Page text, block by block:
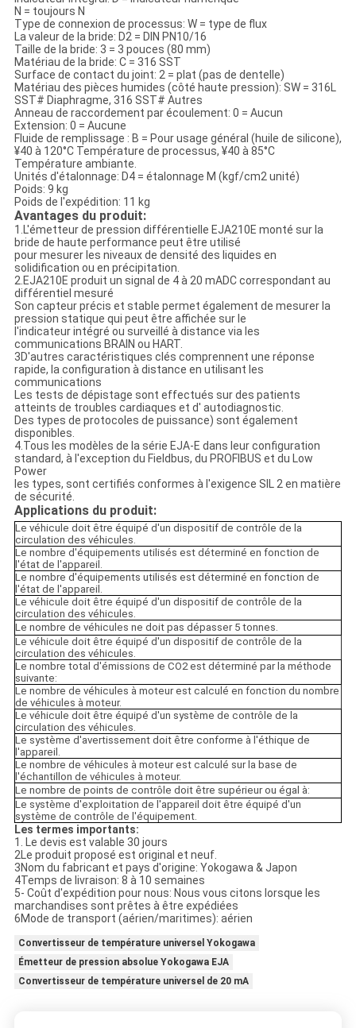
N = toujours N
Type de connexion de processus: W = type de flux
La valeur de la bride: D2 = DIN PN10/16
Taille de la bride: 3 = 3 pouces (80 mm)
Matériau de la bride: C = 316 SST
Surface de contact du joint: 2 = plat (pas de dentelle)
Matériau des pièces humides (côté haute pression): SW = 316L
SST# Diaphragme, 316 SST# Autres
Anneau de raccordement par écoulement: 0 = Aucun
Extension: 0 = Aucune
Fluide de remplissage : B = Pour usage général (huile de silicone),
¥40 à 120°C Température de processus, ¥40 à 85°C
Température ambiante.
Unités d'étalonnage: D4 = étalonnage M (kgf/cm2 unité)
Poids: 9 kg
Poids de l'expédition: 11 kg
Avantages du produit:
1.L'émetteur de pression différentielle EJA210E monté sur la
bride de haute performance peut être utilisé
pour mesurer les niveaux de densité des liquides en
solidification ou en précipitation.
2.EJA210E produit un signal de 4 à 20 mADC correspondant au
différentiel mesuré
Son capteur précis et stable permet également de mesurer la
pression statique qui peut être affichée sur le
l'indicateur intégré ou surveillé à distance via les
communications BRAIN ou HART.
3D'autres caractéristiques clés comprennent une réponse
rapide, la configuration à distance en utilisant les
communications
Les tests de dépistage sont effectués sur des patients
atteints de troubles cardiaques et d' autodiagnostic.
Des types de protocoles de puissance) sont également
disponibles.
4.Tous les modèles de la série EJA-E dans leur configuration
standard, à l'exception du Fieldbus, du PROFIBUS et du Low
Power
les types, sont certifiés conformes à l'exigence SIL 2 en matière
de sécurité.
Applications du produit:
Le véhicule doit être équipé d'un dispositif de contrôle de la
circulation des véhicules.
Le nombre d'équipements utilisés est déterminé en fonction de
l'état de l'appareil.
Le nombre d'équipements utilisés est déterminé en fonction de
l'état de l'appareil.
Le véhicule doit être équipé d'un dispositif de contrôle de la
circulation des véhicules.
Le nombre de véhicules ne doit pas dépasser 5 tonnes.
Le véhicule doit être équipé d'un dispositif de contrôle de la
circulation des véhicules.
Le nombre total d'émissions de CO2 est déterminé par la méthode
suivante:
Le nombre de véhicules à moteur est calculé en fonction du nombre
de véhicules à moteur.
Le véhicule doit être équipé d'un système de contrôle de la
circulation des véhicules.
Le système d'avertissement doit être conforme à l'éthique de
l'appareil.
Le nombre de véhicules à moteur est calculé sur la base de
l'échantillon de véhicules à moteur.
Le nombre de points de contrôle doit être supérieur ou égal à:
Le système d'exploitation de l'appareil doit être équipé d'un
système de contrôle de l'équipement.
Les termes importants:
1. Le devis est valable 30 jours
2Le produit proposé est original et neuf.
3Nom du fabricant et pays d'origine: Yokogawa & Japon
4Temps de livraison: 8 à 10 semaines
5- Coût d'expédition pour nous: Nous vous citons lorsque les
marchandises sont prêtes à être expédiées
6Mode de transport (aérien/maritimes): aérien
Convertisseur de température universel Yokogawa
Émetteur de pression absolue Yokogawa EJA
Convertisseur de température universel de 20 mA